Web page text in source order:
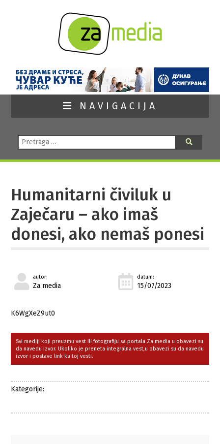
NAVIGACIJA
Pretraga:
Humanitarni čiviluk u
Zaječaru – ako imaš
donesi, ako nemaš ponesi
autor:
Za media
datum:
15/07/2023
K6WgXeZ9ut0
Svi mediji koji preuzmu vest ili fotografiju sa portala Za media u obavezi su
da navedu izvor. Ukoliko je preneta integralna vest,u obavezi su da navedu
izvor i postave link ka toj vesti.
Kategorije: